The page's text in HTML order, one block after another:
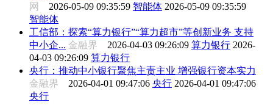
网 2026-05-09 09:35:59 智能体 2026-05-09 09:35:59
智能体
工信部：探索“算力银行”“算力超市”等创新业务 支持
中小企... 金融界 2026-04-03 09:26:09 算力银行 2026-
04-03 09:26:09 算力银行
央行：推动中小银行聚焦主责主业 增强银行资本实力
金融界 2026-04-01 09:47:06 央行 2026-04-01 09:47:06
央行